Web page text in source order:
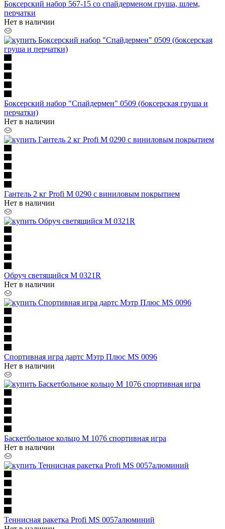
Боксерский набор 567-15 со спайдерменом груша, шлем,
перчатки
Нет в наличии
Боксерский набор "Спайдермен" 0509 (боксерская груша и
перчатки)
Нет в наличии
Гантель 2 кг Profi M 0290 с виниловым покрытием
Нет в наличии
Обруч светящийся M 0321R
Нет в наличии
Спортивная игра дартс Мэтр Плюс MS 0096
Нет в наличии
Баскетбольное кольцо M 1076 спортивная игра
Нет в наличии
Теннисная ракетка Profi MS 0057алюминий